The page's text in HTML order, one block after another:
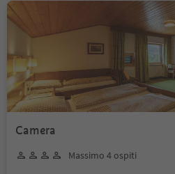
Camera
Massimo 4 ospiti